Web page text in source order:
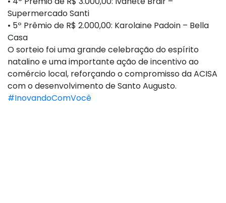
Supermercado Santi
• 5º Prêmio de R$ 2.000,00: Karolaine Padoin – Bella
Casa
O sorteio foi uma grande celebração do espírito
natalino e uma importante ação de incentivo ao
comércio local, reforçando o compromisso da ACISA
com o desenvolvimento de Santo Augusto.
#InovandoComVocê